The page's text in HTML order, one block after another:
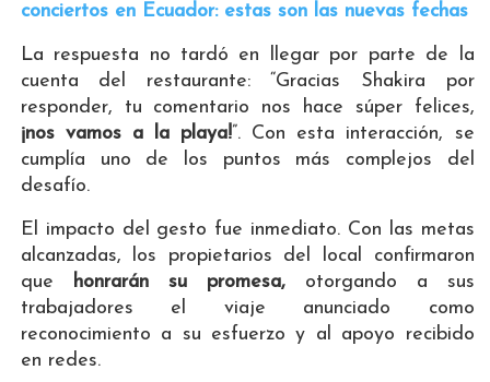
conciertos en Ecuador: estas son las nuevas fechas
La respuesta no tardó en llegar por parte de la
cuenta del restaurante: “Gracias Shakira por
responder, tu comentario nos hace súper felices,
¡nos vamos a la playa!”. Con esta interacción, se
cumplía uno de los puntos más complejos del
desafío.
El impacto del gesto fue inmediato. Con las metas
alcanzadas, los propietarios del local confirmaron
que honrarán su promesa,otorgando a sus
trabajadores el viaje anunciado como
reconocimiento a su esfuerzo y al apoyo recibido
en redes.